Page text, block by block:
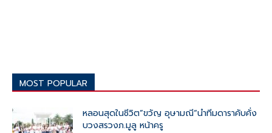
MOST POPULAR
หลอนสุดในชีวิต”ขวัญ อุษามณี“นำทีมดาราคับคั่ง
บวงสรวงภ.มูลู หน้าครู